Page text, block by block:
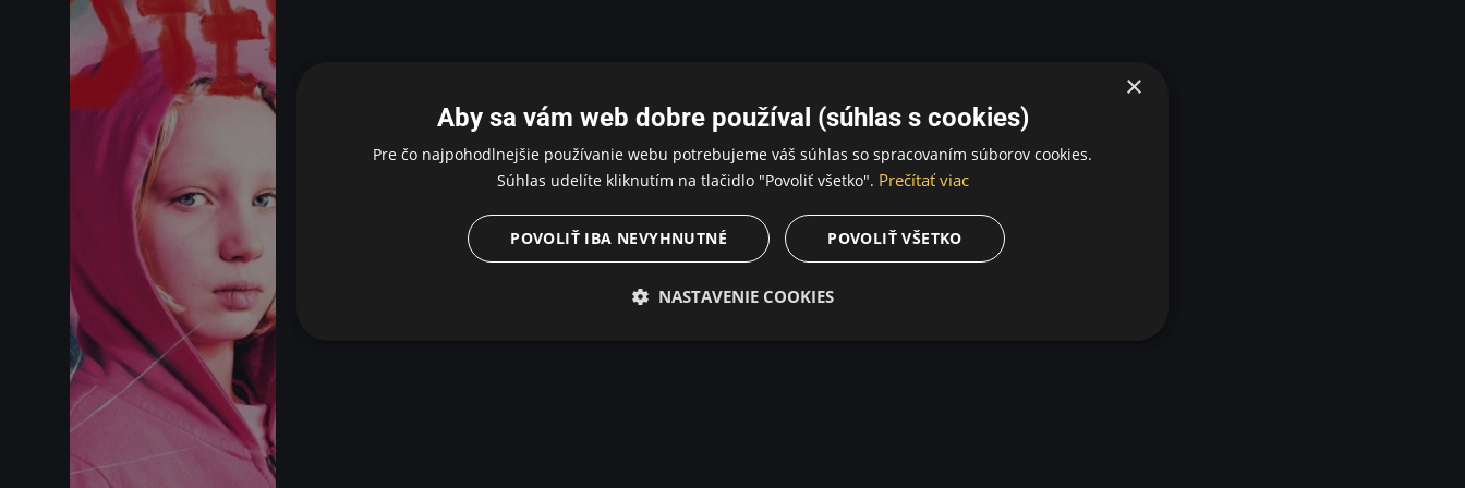
×
Aby sa vám web dobre používal (súhlas s cookies)
Pre čo najpohodlnejšie používanie webu potrebujeme váš súhlas so spracovaním súborov cookies.
Súhlas udelíte kliknutím na tlačidlo "Povoliť všetko". Prečítať viac
POVOLIŤ VŠETKO
POVOLIŤ IBA NEVYHNUTNÉ
NASTAVENIE COOKIES